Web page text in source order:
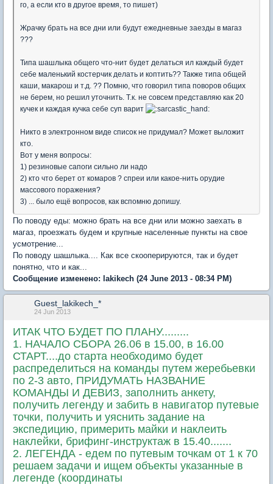
го, а если кто в другое время, то пишет)
Жрачку брать на все дни или будут ежедневные заезды в магаз
???
Типа шашлыка общего что-нит будет делаться ил каждый будет
себе маленький костерчик делать и коптить?? Также типа общей
каши, макарош и т.д. ?? Помню, что говорил типа поворов общих
не берем, но решил уточнить. Т.к. не совсем представляю как 20
кучек и каждая кучка себе суп варит
Никто в электронном виде список не придумал? Может выложит
кто.
Вот у меня вопросы:
1) резиновые сапоги сильно ли надо
2) кто что берет от комаров ? спреи или какое-нить орудие
массового поражения?
3) ... было ещё вопросов, как вспомню допишу.
По поводу еды: можно брать на все дни или можно заехать в
магаз, проезжать будем и крупные населенные пункты на свое
усмотрение...
По поводу шашлыка.... Как все скооперируются, так и будет
понятно, что и как...
Сообщение изменено: lakikech (24 June 2013 - 08:34 PM)
Guest_lakikech_*
24 Jun 2013
ИТАК ЧТО БУДЕТ ПО ПЛАНУ.........
1. НАЧАЛО СБОРА 26.06 в 15.00, в 16.00
СТАРТ....до старта необходимо будет
распределиться на команды путем жеребьевки
по 2-3 авто, ПРИДУМАТЬ НАЗВАНИЕ
КОМАНДЫ И ДЕВИЗ, заполнить анкету,
получить легенду и забить в навигатор путевые
точки, получить и уяснить задание на
экспедицию, примерить майки и наклеить
наклейки, брифинг-инструктаж в 15.40.......
2. ЛЕГЕНДА - едем по путевым точкам от 1 к 70
решаем задачи и ищем объекты указанные в
легенде (координаты